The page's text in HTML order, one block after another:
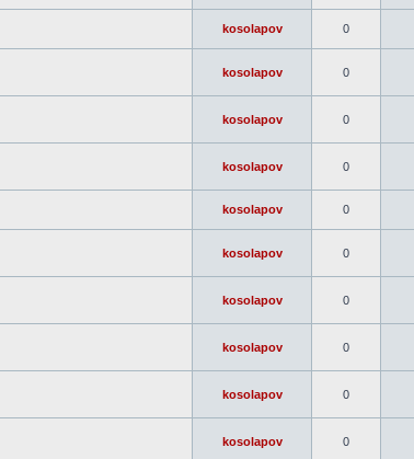
kosolapov 0
kosolapov 0
kosolapov 0
kosolapov 0
kosolapov 0
kosolapov 0
kosolapov 0
kosolapov 0
kosolapov 0
kosolapov 0